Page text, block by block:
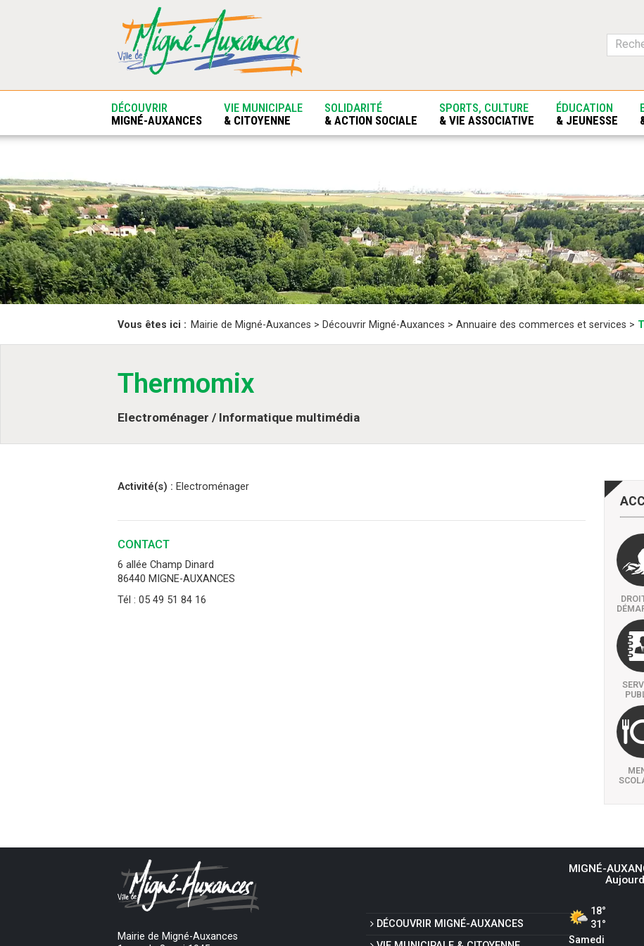
DÉCOUVRIR
MIGNÉ-AUXANCES
VIE MUNICIPALE
& CITOYENNE
SOLIDARITÉ
& ACTION SOCIALE
SPORTS, CULTURE
& VIE ASSOCIATIVE
ÉDUCATION
& JEUNESSE
Vous êtes ici : Mairie de Migné-Auxances > Découvrir Migné-Auxances > Annuaire des commerces et services >
Thermomix
Electroménager / Informatique multimédia
Activité(s) : Electroménager
CONTACT
6 allée Champ Dinard
86440 MIGNE-AUXANCES
Tél : 05 49 51 84 16
Mairie de Migné-Auxances
DÉCOUVRIRMIGNÉ-AUXANCES
MIGNÉ-
18°
31°
Samedi